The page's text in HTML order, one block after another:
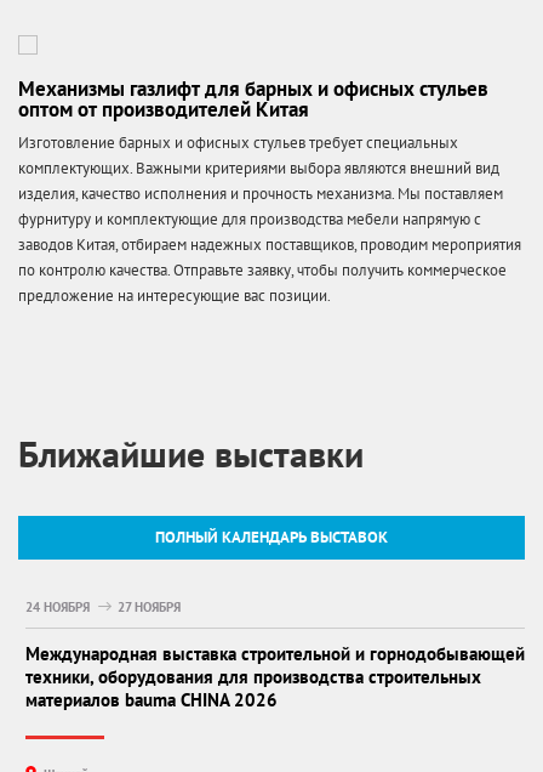
Механизмы газлифт для барных и офисных стульев
оптом от производителей Китая
Изготовление барных и офисных стульев требует специальных
комплектующих. Важными критериями выбора являются внешний вид
изделия, качество исполнения и прочность механизма. Мы поставляем
фурнитуру и комплектующие для производства мебели напрямую с
заводов Китая, отбираем надежных поставщиков, проводим мероприятия
по контролю качества. Отправьте заявку, чтобы получить коммерческое
предложение на интересующие вас позиции.
Ближайшие выставки
ПОЛНЫЙ КАЛЕНДАРЬ ВЫСТАВОК
24 НОЯБРЯ 27 НОЯБРЯ
Международная выставка строительной и горнодобывающей
техники, оборудования для производства строительных
материалов bauma CHINA 2026